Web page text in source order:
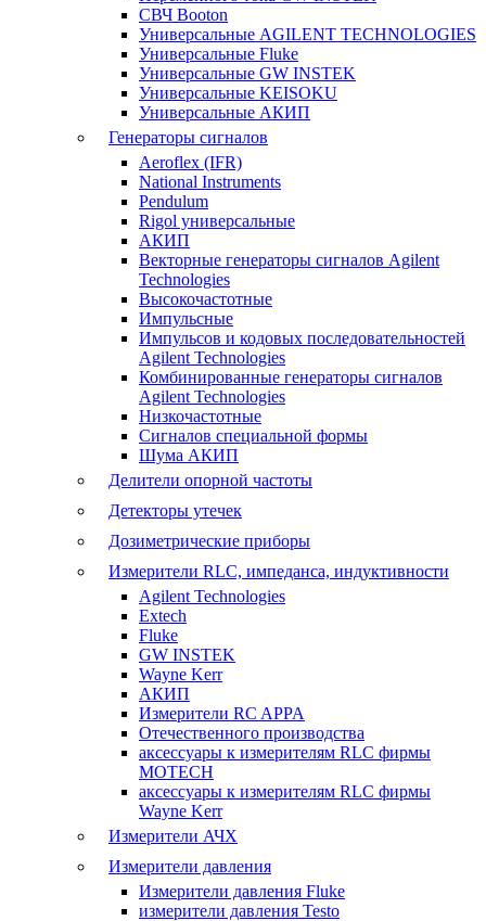
СВЧ Booton
Универсальные AGILENT TECHNOLOGIES
Универсальные Fluke
Универсальные GW INSTEK
Универсальные KEISOKU
Универсальные АКИП
Генераторы сигналов
Aeroflex (IFR)
National Instruments
Pendulum
Rigol универсальные
АКИП
Векторные генераторы сигналов Agilent
Technologies
Высокочастотные
Импульсные
Импульсов и кодовых последовательностей
Agilent Technologies
Комбинированные генераторы сигналов
Agilent Technologies
Низкочастотные
Сигналов специальной формы
Шума АКИП
Делители опорной частоты
Детекторы утечек
Дозиметрические приборы
Измерители RLC, импеданса, индуктивности
Agilent Technologies
Extech
Fluke
GW INSTEK
Wayne Kerr
АКИП
Измерители RC APPA
Отечественного производства
аксессуары к измерителям RLC фирмы
MOTECH
аксессуары к измерителям RLC фирмы
Wayne Kerr
Измерители АЧХ
Измерители давления
Измерители давления Fluke
измерители давления Testo